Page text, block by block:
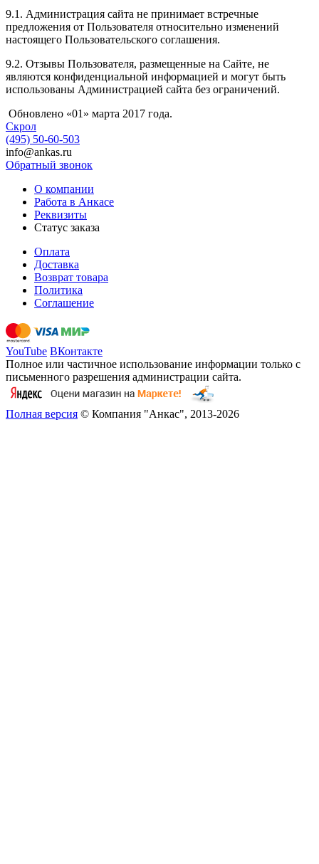
9.1. Администрация сайта не принимает встречные
предложения от Пользователя относительно изменений
настоящего Пользовательского соглашения.
9.2. Отзывы Пользователя, размещенные на Сайте, не
являются конфиденциальной информацией и могут быть
использованы Администрацией сайта без ограничений.
Обновлено «01» марта 2017 года.
Скрол
(495) 50-60-503
info@ankas.ru
Обратный звонок
О компании
Работа в Анкасе
Реквизиты
Статус заказа
Оплата
Доставка
Возврат товара
Политика
Соглашение
YouTube ВКонтакте
Полное или частичное использование информации только с
письменного разрешения администрации сайта.
Полная версия © Компания "Анкас", 2013-2026